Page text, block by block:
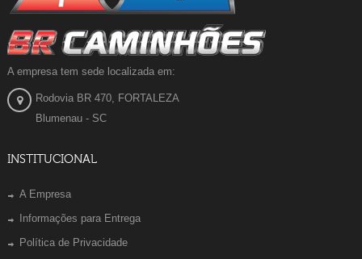
A empresa tem sede localizada em:
Rodovia BR 470, FORTALEZA
Blumenau - SC
INSTITUCIONAL
A Empresa
Informações para Entrega
Política de Privacidade